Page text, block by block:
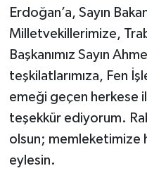
Erdoğan’a, Sayın
Milletvekillerimize,
Başkanımız Sayın
teşkilatlarımıza, Fen
emeği geçen herkese
teşekkür ediyorum.
olsun; memleketimize
eylesin.